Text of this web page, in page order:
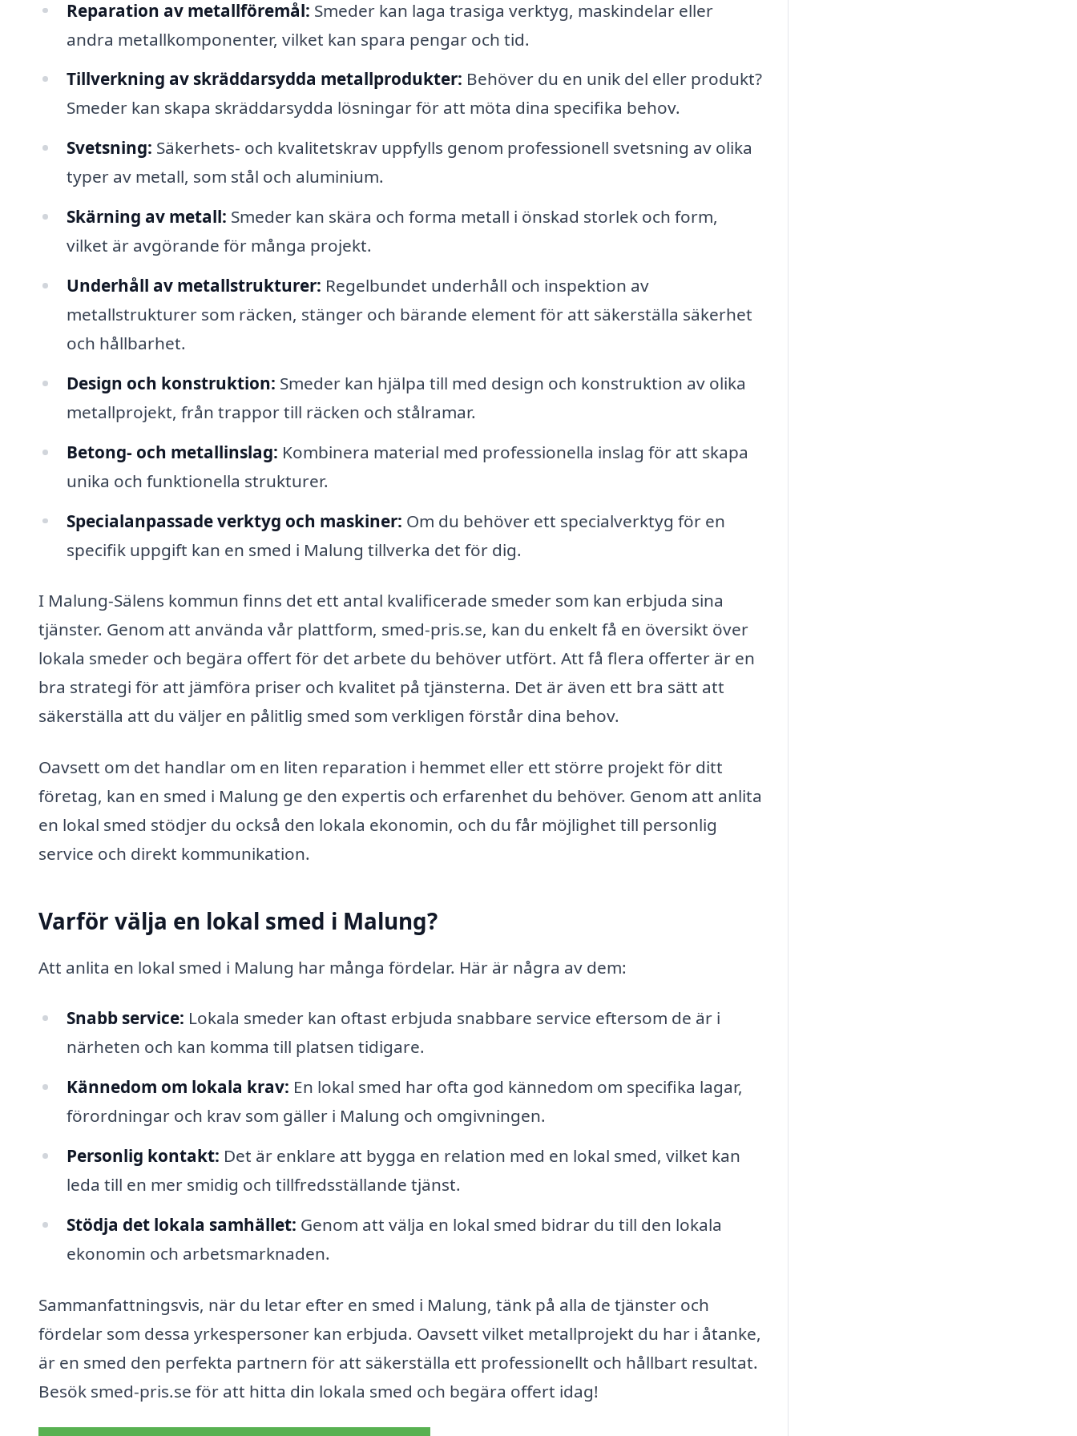
Reparation av metallföremål: Smeder kan laga trasiga verktyg, maskindelar eller
andra metallkomponenter, vilket kan spara pengar och tid.
Tillverkning av skräddarsydda metallprodukter: Behöver du en unik del eller produkt?
Smeder kan skapa skräddarsydda lösningar för att möta dina specifika behov.
Svetsning: Säkerhets- och kvalitetskrav uppfylls genom professionell svetsning av olika
typer av metall, som stål och aluminium.
Skärning av metall: Smeder kan skära och forma metall i önskad storlek och form,
vilket är avgörande för många projekt.
Underhåll av metallstrukturer: Regelbundet underhåll och inspektion av
metallstrukturer som räcken, stänger och bärande element för att säkerställa säkerhet
och hållbarhet.
Design och konstruktion: Smeder kan hjälpa till med design och konstruktion av olika
metallprojekt, från trappor till räcken och stålramar.
Betong- och metallinslag: Kombinera material med professionella inslag för att skapa
unika och funktionella strukturer.
Specialanpassade verktyg och maskiner: Om du behöver ett specialverktyg för en
specifik uppgift kan en smed i Malung tillverka det för dig.
I Malung-Sälens kommun finns det ett antal kvalificerade smeder som kan erbjuda sina
tjänster. Genom att använda vår plattform, smed-pris.se, kan du enkelt få en översikt över
lokala smeder och begära offert för det arbete du behöver utfört. Att få flera offerter är en
bra strategi för att jämföra priser och kvalitet på tjänsterna. Det är även ett bra sätt att
säkerställa att du väljer en pålitlig smed som verkligen förstår dina behov.
Oavsett om det handlar om en liten reparation i hemmet eller ett större projekt för ditt
företag, kan en smed i Malung ge den expertis och erfarenhet du behöver. Genom att anlita
en lokal smed stödjer du också den lokala ekonomin, och du får möjlighet till personlig
service och direkt kommunikation.
Varför välja en lokal smed i Malung?
Att anlita en lokal smed i Malung har många fördelar. Här är några av dem:
Snabb service: Lokala smeder kan oftast erbjuda snabbare service eftersom de är i
närheten och kan komma till platsen tidigare.
Kännedom om lokala krav: En lokal smed har ofta god kännedom om specifika lagar,
förordningar och krav som gäller i Malung och omgivningen.
Personlig kontakt: Det är enklare att bygga en relation med en lokal smed, vilket kan
leda till en mer smidig och tillfredsställande tjänst.
Stödja det lokala samhället: Genom att välja en lokal smed bidrar du till den lokala
ekonomin och arbetsmarknaden.
Sammanfattningsvis, när du letar efter en smed i Malung, tänk på alla de tjänster och
fördelar som dessa yrkespersoner kan erbjuda. Oavsett vilket metallprojekt du har i åtanke,
är en smed den perfekta partnern för att säkerställa ett professionellt och hållbart resultat.
Besök smed-pris.se för att hitta din lokala smed och begära offert idag!